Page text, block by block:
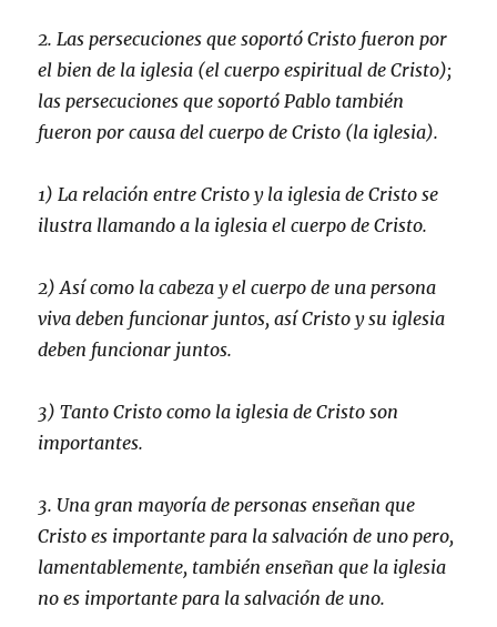
2. Las persecuciones que soportó Cristo fueron por
el bien de la iglesia (el cuerpo espiritual de Cristo);
las persecuciones que soportó Pablo también
fueron por causa del cuerpo de Cristo (la iglesia).
1) La relación entre Cristo y la iglesia de Cristo se
ilustra llamando a la iglesia el cuerpo de Cristo.
2) Así como la cabeza y el cuerpo de una persona
viva deben funcionar juntos, así Cristo y su iglesia
deben funcionar juntos.
3) Tanto Cristo como la iglesia de Cristo son
importantes.
3. Una gran mayoría de personas enseñan que
Cristo es importante para la salvación de uno pero,
lamentablemente, también enseñan que la iglesia
no es importante para la salvación de uno.